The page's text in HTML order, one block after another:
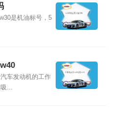
是机油标号，5
车发动机的工作
...